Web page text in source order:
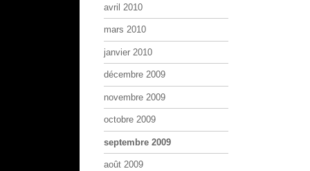
avril 2010
mars 2010
janvier 2010
décembre 2009
novembre 2009
octobre 2009
septembre 2009
août 2009